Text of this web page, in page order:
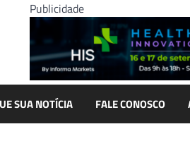
Publicidade
SUA NOTÍCIA FALE CONOSCO